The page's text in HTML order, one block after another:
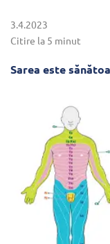
3.4.2023
Citire la 5 minut
Sarea este